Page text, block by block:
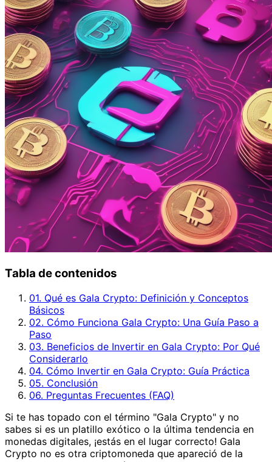
Tabla de contenidos
01. Qué es Gala Crypto: Definición y Conceptos
Básicos
02. Cómo Funciona Gala Crypto: Una Guía Paso a
Paso
03. Beneficios de Invertir en Gala Crypto: Por Qué
Considerarlo
04. Cómo Invertir en Gala Crypto: Guía Práctica
05. Conclusión
06. Preguntas Frecuentes (FAQ)
Si te has topado con el término "Gala Crypto" y no
sabes si es un platillo exótico o la última tendencia en
monedas digitales, ¡estás en el lugar correcto! Gala
Crypto no es otra criptomoneda que apareció de la